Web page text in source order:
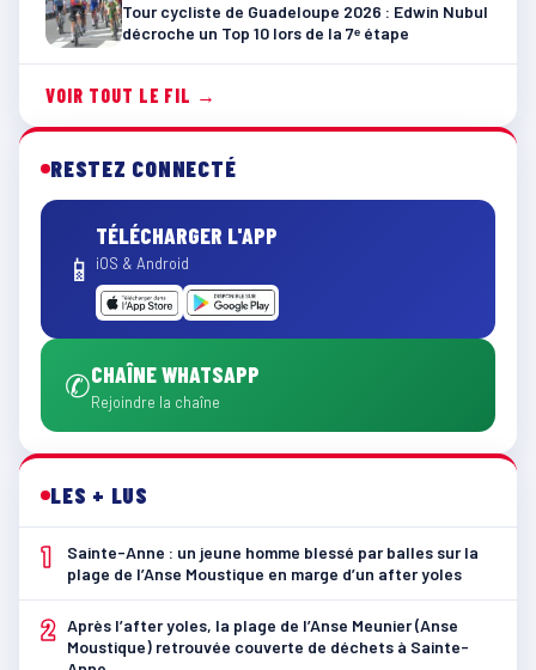
Tour cycliste de Guadeloupe 2026 : Edwin Nubul
décroche un Top 10 lors de la 7ᵉ étape
VOIR TOUT LE FIL →
RESTEZ CONNECTÉ
📱
TÉLÉCHARGER L'APP
iOS & Android
✆CHAÎNE WHATSAPP
Rejoindre la chaîne
LES + LUS
1
Sainte-Anne : un jeune homme blessé par balles sur la
plage de l’Anse Moustique en marge d’un after yoles
2 Après l’after yoles, la plage de l’Anse Meunier (Anse
Moustique) retrouvée couverte de déchets à Sainte-